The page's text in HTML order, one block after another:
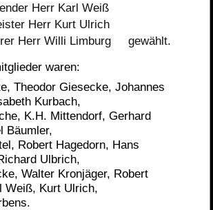
Herr Karl Weiß
Herr Kurt Ulrich
Herr Willi Limburg gewählt.
waren:
Theodor Giesecke, Johannes
Kurbach,
K.H. Mittendorf, Gerhard
Bäumler,
Robert Hagedorn, Hans
Ulbrich,
Walter Kronjäger, Robert
Weiß, Kurt Ulrich,